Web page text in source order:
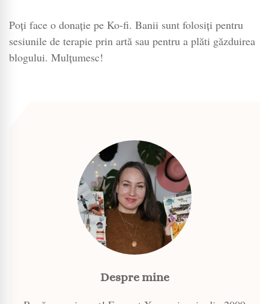
Poți face o donație pe Ko-fi. Banii sunt folosiți pentru
sesiunile de terapie prin artă sau pentru a plăti găzduirea
blogului. Mulțumesc!
Despre mine